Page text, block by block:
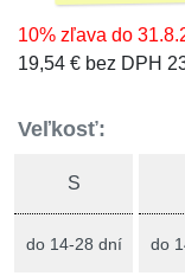
10% zľava do
19,54 € bez DPH
Veľkosť:
S
do 14-28 dní do